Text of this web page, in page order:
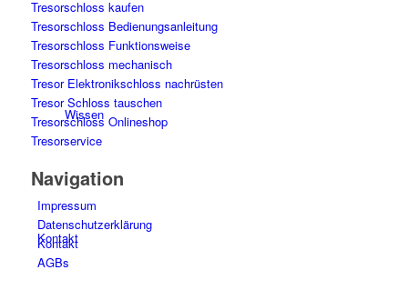
Wissen
Kontakt
Tresorschloss kaufen
Tresorschloss Bedienungsanleitung
Tresorschloss Funktionsweise
Tresorschloss mechanisch
Tresor Elektronikschloss nachrüsten
Tresor Schloss tauschen
Tresorschloss Onlineshop
Tresorservice
Navigation
Impressum
Datenschutzerklärung
Kontakt
AGBs